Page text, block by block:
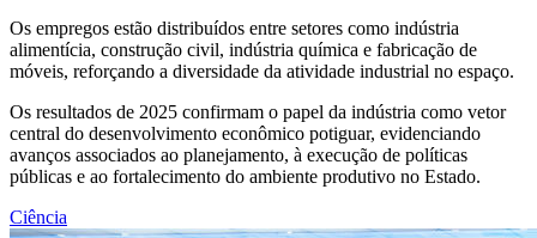
Os empregos estão distribuídos entre setores como indústria
alimentícia, construção civil, indústria química e fabricação de
móveis, reforçando a diversidade da atividade industrial no espaço.
Os resultados de 2025 confirmam o papel da indústria como vetor
central do desenvolvimento econômico potiguar, evidenciando
avanços associados ao planejamento, à execução de políticas
públicas e ao fortalecimento do ambiente produtivo no Estado.
Ciência